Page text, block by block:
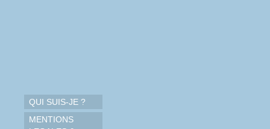
QUI SUIS-JE ?
MENTIONS